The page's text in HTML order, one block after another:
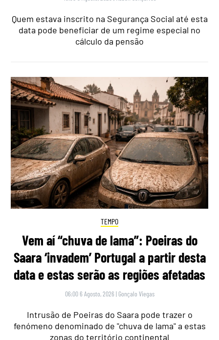
Quem estava inscrito na Segurança Social até esta
data pode beneficiar de um regime especial no
cálculo da pensão
TEMPO
Vem aí “chuva de lama”: Poeiras do
Saara ‘invadem’ Portugal a partir desta
data e estas serão as regiões afetadas
06:00 6 Agosto, 2026 | Gonçalo Viegas
Intrusão de Poeiras do Saara pode trazer o
fenómeno denominado de "chuva de lama" a estas
zonas do território continental